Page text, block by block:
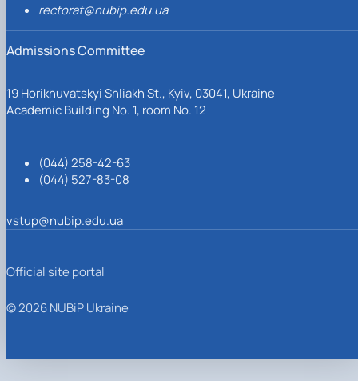
rectorat@nubip.edu.ua
Admissions Committee
19 Horikhuvatskyi Shliakh St., Kyiv, 03041, Ukraine
Academic Building No. 1, room No. 12
(044) 258-42-63
(044) 527-83-08
vstup@nubip.edu.ua
Official site portal
© 2026 NUBiP Ukraine